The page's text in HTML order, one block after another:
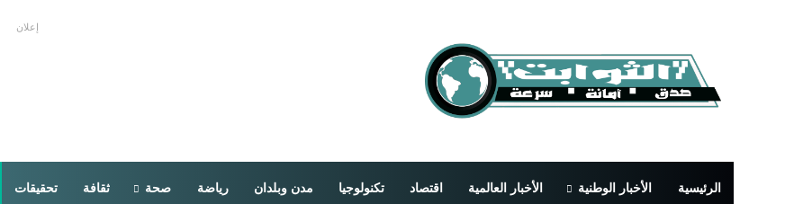
إعلان
الرئيسية الأخبار الوطنية الأخبار العالمية اقتصاد تكنولوجيا مدن وبلدان رياضة صحة ثقافة تحقيقات